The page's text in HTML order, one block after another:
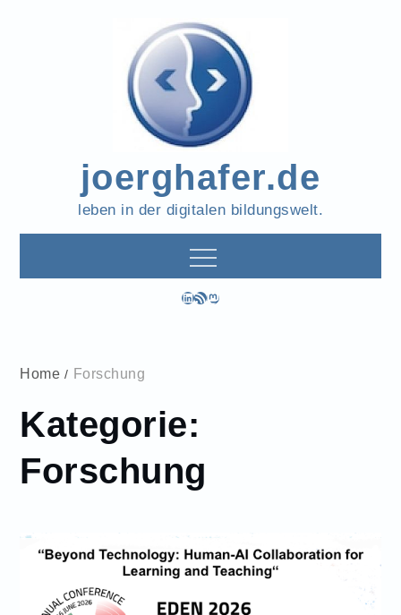
joerghafer.de
leben in der digitalen bildungswelt.
LinkedIn
RSS-FeedMastodon
Home Forschung
Kategorie:
Forschung